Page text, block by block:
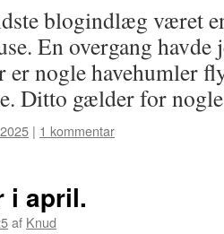
blogindlæg været
En overgang havde
er nogle havehumler
Ditto gælder for
| 1 kommentar
i april.
af Knud